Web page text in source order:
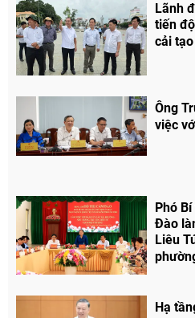
Lãnh
tiến
cải
Ông
việc
Phó
Đào
Liêu
Hạ